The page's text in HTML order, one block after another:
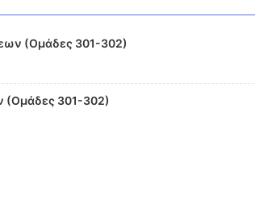
(Ομάδες 301-302)
(Ομάδες 301-302)